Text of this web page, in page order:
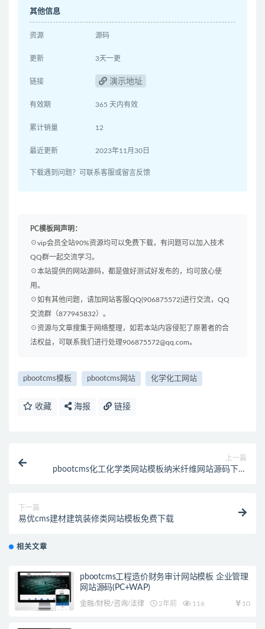
其他信息
资源 源码
更新 3天一更
链接 演示地址
有效期 365 天内有效
累计销量 12
最近更新 2023年11月30日
下载遇到问题？可联系客服或留言反馈
PC模板网声明：
☉vip会员全站90%资源均可以免费下载，有问题可以加入技术
QQ群一起交流学习。
☉本站提供的网站源码，都是做好测试好发布的，均可放心使
用。
☉如有其他问题，请加网站客服QQ(906875572)进行交流，QQ
交流群（877945832）。
☉资源与文章搜集于网络整理，如若本站内容侵犯了原著者的合
法权益，可联系我们进行处理906875572@qq.com。
pbootcms模板 pbootcms网站 化学化工网站
收藏 海报 链接
上一篇
pbootcms化工化学类网站模板纳米纤维网站源码下载
下一篇
易优cms建材建筑装修类网站模板免费下载
相关文章
pbootcms工程造价财务审计网站模板 企业管理
网站源码(PC+WAP)
金融/财税/咨询/法律 2年前 116 10